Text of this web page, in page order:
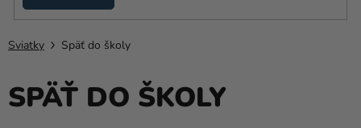
stany
Kanekalon
Hélium
a
Sviatky Späť do školy
SPÄŤ DO ŠKOLY